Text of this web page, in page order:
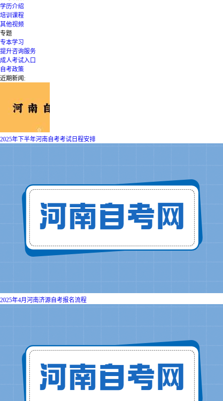
学历介绍
培训课程
其他视频
专题
专本学习
提升咨询服务
成人考试入口
自考政策
近期新闻:
2025年下半年河南自考考试日程安排
2025年4月河南济源自考报名流程